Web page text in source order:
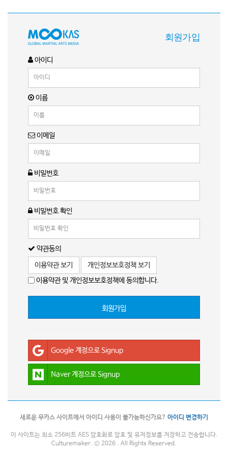
회원가입
아이디
이름
이메일
비밀번호
비밀번호 확인
약관동의
이용약관 보기
개인정보보호정책 보기
이용약관 및 개인정보보호정책에 동의합니다.
회원가입
Google 계정으로 Signup
Naver 계정으로 Signup
새로운 무카스 사이트에서 아이디 사용이 불가능하신가요? 아이디 변경하기
이 사이트는 최소 256비트 AES 암호화로 암호 및 유저정보를 저장하고 전송합니다.
Culturemaker. © 2026 . All Rights Reserved.